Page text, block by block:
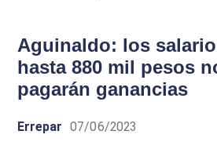
Aguinaldo: los
hasta 880 mil pesos
pagarán ganancias
Errepar 07/06/2023